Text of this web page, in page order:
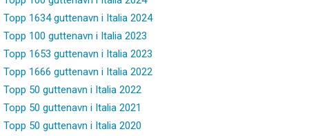
Topp 1634 guttenavn i Italia 2024
Topp 100 guttenavn i Italia 2023
Topp 1653 guttenavn i Italia 2023
Topp 1666 guttenavn i Italia 2022
Topp 50 guttenavn i Italia 2022
Topp 50 guttenavn i Italia 2021
Topp 50 guttenavn i Italia 2020